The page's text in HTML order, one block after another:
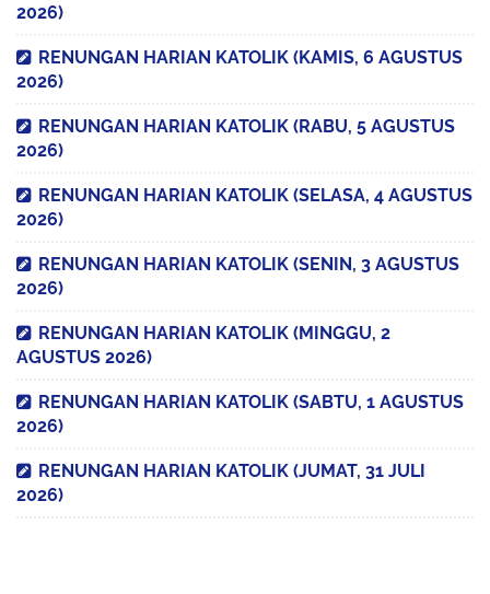
2026)
RENUNGAN HARIAN KATOLIK (KAMIS, 6 AGUSTUS
2026)
RENUNGAN HARIAN KATOLIK (RABU, 5 AGUSTUS
2026)
RENUNGAN HARIAN KATOLIK (SELASA, 4 AGUSTUS
2026)
RENUNGAN HARIAN KATOLIK (SENIN, 3 AGUSTUS
2026)
RENUNGAN HARIAN KATOLIK (MINGGU, 2
AGUSTUS 2026)
RENUNGAN HARIAN KATOLIK (SABTU, 1 AGUSTUS
2026)
RENUNGAN HARIAN KATOLIK (JUMAT, 31 JULI
2026)